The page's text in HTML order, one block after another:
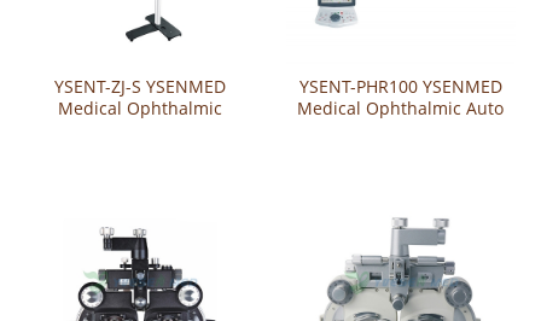
YSENT-ZJ-S YSENMED
Medical Ophthalmic
YSENT-PHR100 YSENMED
Medical Ophthalmic Auto